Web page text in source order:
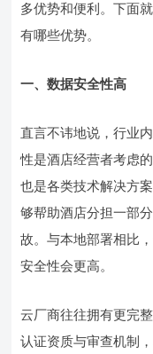
多优势和便利。下面
有哪些优势。
一、数据安全性高
直言不讳地说，行业
性是酒店经营者考虑
也是各类技术解决方
够帮助酒店分担一部
故。与本地部署相比
安全性会更高。
云厂商往往拥有更完
认证资质与审查机制